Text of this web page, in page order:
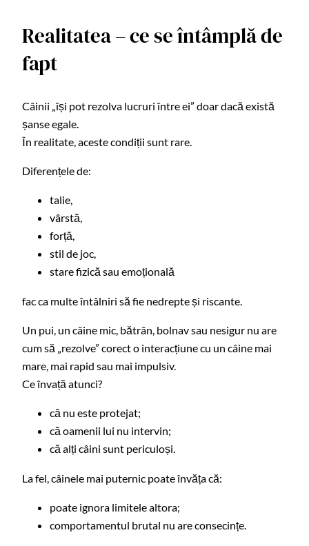
Realitatea – ce se întâmplă de
fapt
Câinii „își pot rezolva lucruri între ei” doar dacă există
șanse egale.
În realitate, aceste condiții sunt rare.
Diferențele de:
talie,
vârstă,
forță,
stil de joc,
stare fizică sau emoțională
fac ca multe întâlniri să fie nedrepte și riscante.
Un pui, un câine mic, bătrân, bolnav sau nesigur nu are
cum să „rezolve” corect o interacțiune cu un câine mai
mare, mai rapid sau mai impulsiv.
Ce învață atunci?
că nu este protejat;
că oamenii lui nu intervin;
că alți câini sunt periculoși.
La fel, câinele mai puternic poate învăța că:
poate ignora limitele altora;
comportamentul brutal nu are consecințe.